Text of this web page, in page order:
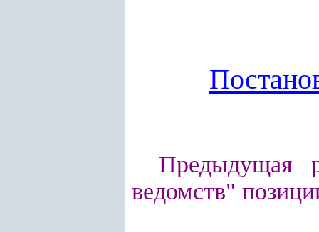
Предыдущая
ведомств"